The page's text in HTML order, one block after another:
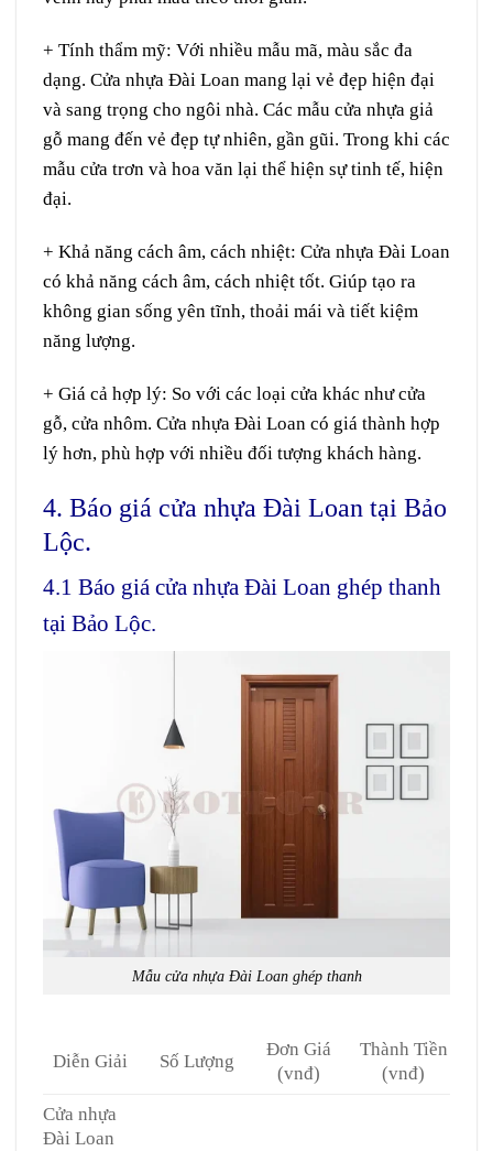
+ Tính thẩm mỹ: Với nhiều mẫu mã, màu sắc đa
dạng. Cửa nhựa Đài Loan mang lại vẻ đẹp hiện đại
và sang trọng cho ngôi nhà. Các mẫu cửa nhựa giả
gỗ mang đến vẻ đẹp tự nhiên, gần gũi. Trong khi các
mẫu cửa trơn và hoa văn lại thể hiện sự tinh tế, hiện
đại.
+ Khả năng cách âm, cách nhiệt: Cửa nhựa Đài Loan
có khả năng cách âm, cách nhiệt tốt. Giúp tạo ra
không gian sống yên tĩnh, thoải mái và tiết kiệm
năng lượng.
+ Giá cả hợp lý: So với các loại cửa khác như cửa
gỗ, cửa nhôm. Cửa nhựa Đài Loan có giá thành hợp
lý hơn, phù hợp với nhiều đối tượng khách hàng.
4. Báo giá cửa nhựa Đài Loan tại Bảo
Lộc.
4.1 Báo giá cửa nhựa Đài Loan ghép thanh
tại Bảo Lộc.
Mẫu cửa nhựa Đài Loan ghép thanh
Diễn Giải Số Lượng
Đơn Giá
(vnđ)
Thành Tiền
(vnđ)
Cửa nhựa
Đài Loan